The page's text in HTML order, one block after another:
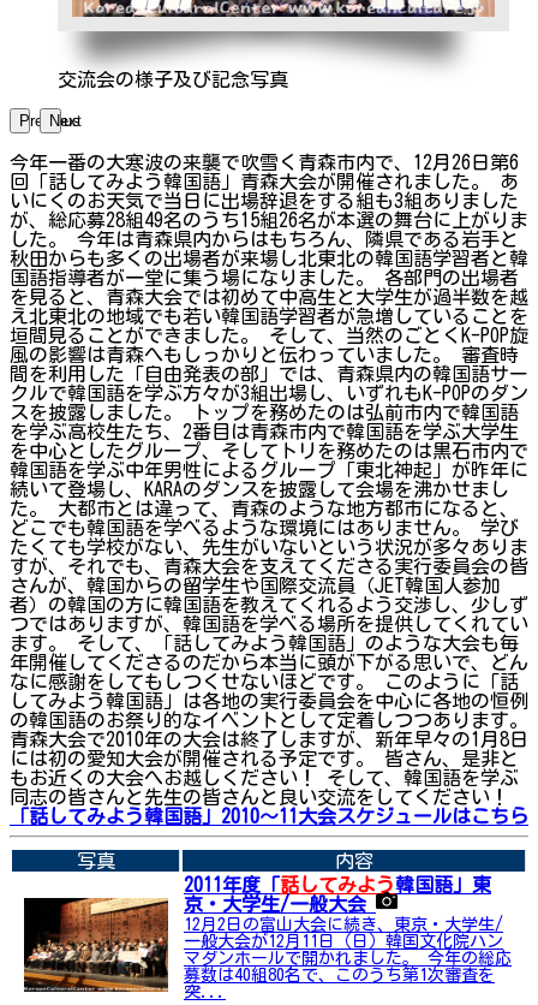
交流会の様子及び記念写真
Previous
Next
今年一番の大寒波の来襲で吹雪く青森市内で、12月26日第6
回「話してみよう韓国語」青森大会が開催されました。 あ
いにくのお天気で当日に出場辞退をする組も3組ありました
が、総応募28組49名のうち15組26名が本選の舞台に上がりま
した。 今年は青森県内からはもちろん、隣県である岩手と
秋田からも多くの出場者が来場し北東北の韓国語学習者と韓
国語指導者が一堂に集う場になりました。 各部門の出場者
を見ると、青森大会では初めて中高生と大学生が過半数を越
え北東北の地域でも若い韓国語学習者が急増していることを
垣間見ることができました。 そして、当然のごとくK-POP旋
風の影響は青森へもしっかりと伝わっていました。 審査時
間を利用した「自由発表の部」では、青森県内の韓国語サー
クルで韓国語を学ぶ方々が3組出場し、いずれもK-POPのダン
スを披露しました。 トップを務めたのは弘前市内で韓国語
を学ぶ高校生たち、2番目は青森市内で韓国語を学ぶ大学生
を中心としたグループ、そしてトリを務めたのは黒石市内で
韓国語を学ぶ中年男性によるグループ「東北神起」が昨年に
続いて登場し、KARAのダンスを披露して会場を沸かせまし
た。 大都市とは違って、青森のような地方都市になると、
どこでも韓国語を学べるような環境にはありません。 学び
たくても学校がない、先生がいないという状況が多々ありま
すが、それでも、青森大会を支えてくださる実行委員会の皆
さんが、韓国からの留学生や国際交流員（JET韓国人参加
者）の韓国の方に韓国語を教えてくれるよう交渉し、少しず
つではありますが、韓国語を学べる場所を提供してくれてい
ます。 そして、「話してみよう韓国語」のような大会も毎
年開催してくださるのだから本当に頭が下がる思いで、どん
なに感謝をしてもしつくせないほどです。 このように「話
してみよう韓国語」は各地の実行委員会を中心に各地の恒例
の韓国語のお祭り的なイベントとして定着しつつあります。
青森大会で2010年の大会は終了しますが、新年早々の1月8日
には初の愛知大会が開催される予定です。 皆さん、是非と
もお近くの大会へお越しください！ そして、韓国語を学ぶ
同志の皆さんと先生の皆さんと良い交流をしてください！
「話してみよう韓国語」2010～11大会スケジュールはこちら
写真
内容
2011年度「話してみよう韓国語」東
京・大学生/一般大会
12月2日の富山大会に続き、東京・大学生/
一般大会が12月11日（日）韓国文化院ハン
マダンホールで開かれました。 今年の総応
募数は40組80名で、このうち第1次審査を
突...